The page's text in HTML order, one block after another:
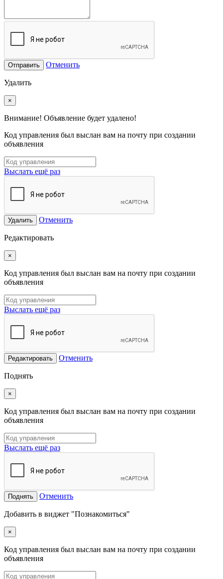
Отправить Отменить
Удалить
×
Внимание! Объявление будет удалено!
Код управления был выслан вам на почту при создании
объявления
Выслать ещё раз
Удалить Отменить
Редактировать
×
Код управления был выслан вам на почту при создании
объявления
Выслать ещё раз
Редактировать Отменить
Поднять
×
Код управления был выслан вам на почту при создании
объявления
Выслать ещё раз
Поднять Отменить
Добавить в виджет "Познакомиться"
×
Код управления был выслан вам на почту при создании
объявления